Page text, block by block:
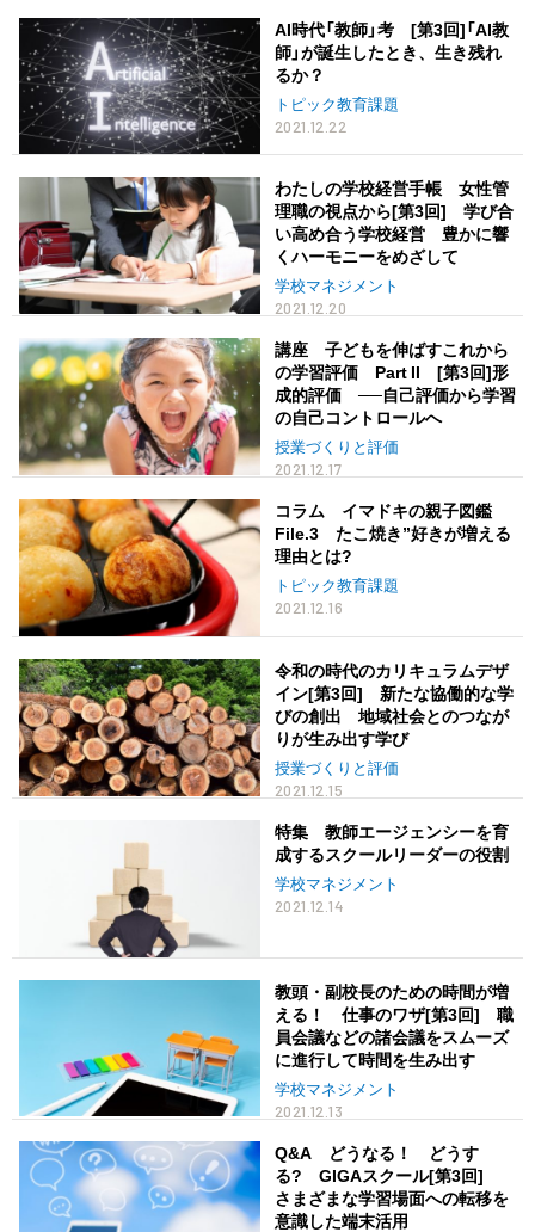
AI時代「教師」考 [第3回]「AI教
師」が誕生したとき、生き残れ
るか？
トピック教育課題
2021.12.22
わたしの学校経営手帳 女性管
理職の視点から[第3回] 学び合
い高め合う学校経営 豊かに響
くハーモニーをめざして
学校マネジメント
2021.12.20
講座 子どもを伸ばすこれから
の学習評価 Part II [第3回]形
成的評価 ──自己評価から学習
の自己コントロールへ
授業づくりと評価
2021.12.17
コラム イマドキの親子図鑑
File.3 たこ焼き”好きが増える
理由とは?
トピック教育課題
2021.12.16
令和の時代のカリキュラムデザ
イン[第3回] 新たな協働的な学
びの創出 地域社会とのつなが
りが生み出す学び
授業づくりと評価
2021.12.15
特集 教師エージェンシーを育
成するスクールリーダーの役割
学校マネジメント
2021.12.14
教頭・副校長のための時間が増
える！ 仕事のワザ[第3回] 職
員会議などの諸会議をスムーズ
に進行して時間を生み出す
学校マネジメント
2021.12.13
Q&A どうなる！ どうす
る? GIGAスクール[第3回]
さまざまな学習場面への転移を
意識した端末活用